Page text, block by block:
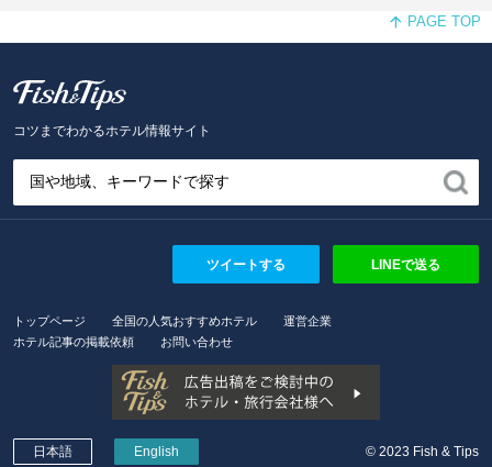
PAGE TOP
コツまでわかるホテル情報サイト
ツイートする LINEで送る
トップページ 全国の人気おすすめホテル
運営企業
ホテル記事の掲載依頼
お問い合わせ
日本語 English © 2023 Fish & Tips